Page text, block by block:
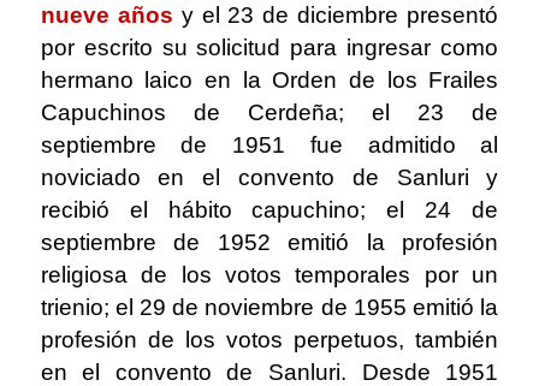
nueve años y el 23 de diciembre presentó
por escrito su solicitud para ingresar como
hermano laico en la Orden de los Frailes
Capuchinos de Cerdeña; el 23 de
septiembre de 1951 fue admitido al
noviciado en el convento de Sanluri y
recibió el hábito capuchino; el 24 de
septiembre de 1952 emitió la profesión
religiosa de los votos temporales por un
trienio; el 29 de noviembre de 1955 emitió la
profesión de los votos perpetuos, también
en el convento de Sanluri. Desde 1951